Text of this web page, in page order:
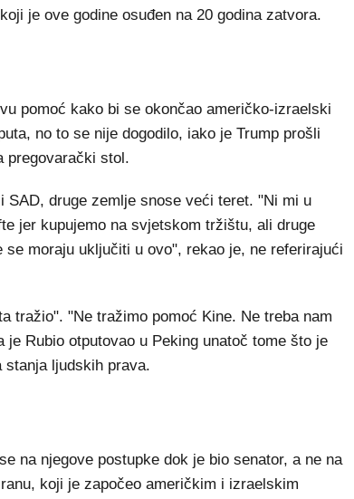
je ove godine osuđen na 20 godina zatvora.
pomoć kako bi se okončao američko-izraelski
no to se nije dogodilo, iako je Trump prošli
pregovarački stol.
SAD, druge zemlje snose veći teret. "Ni mi u
jer kupujemo na svjetskom tržištu, ali druge
moraju uključiti u ovo", rekao je, ne referirajući
tražio". "Ne tražimo pomoć Kine. Ne treba nam
Rubio otputovao u Peking unatoč tome što je
ljudskih prava.
na njegove postupke dok je bio senator, a ne na
koji je započeo američkim i izraelskim